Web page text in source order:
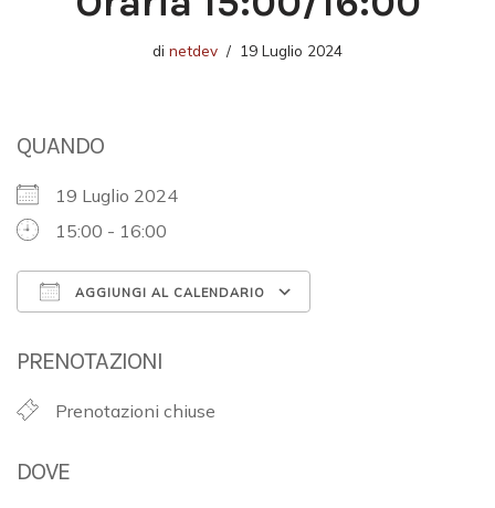
di netdev 19 Luglio 2024
QUANDO
19 Luglio 2024
15:00 - 16:00
AGGIUNGI AL CALENDARIO
PRENOTAZIONI
Prenotazioni chiuse
DOVE